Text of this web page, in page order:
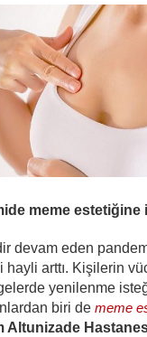
meme estetiğine
devam eden
hayli arttı. Kişilerin
yenilenme
biri de meme
Altunizade